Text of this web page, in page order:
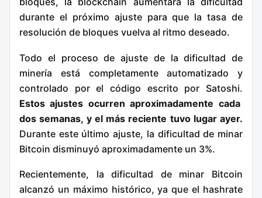
durante el próximo ajuste para que la tasa de
resolución de bloques vuelva al ritmo deseado.
Todo el proceso de ajuste de la dificultad de
minería está completamente automatizado y
controlado por el código escrito por Satoshi.
Estos ajustes ocurren aproximadamente cada
dos semanas, y el más reciente tuvo lugar ayer.
Durante este último ajuste, la dificultad de minar
Bitcoin disminuyó aproximadamente un 3%.
Recientemente, la dificultad de minar Bitcoin
alcanzó un máximo histórico, ya que el hashrate